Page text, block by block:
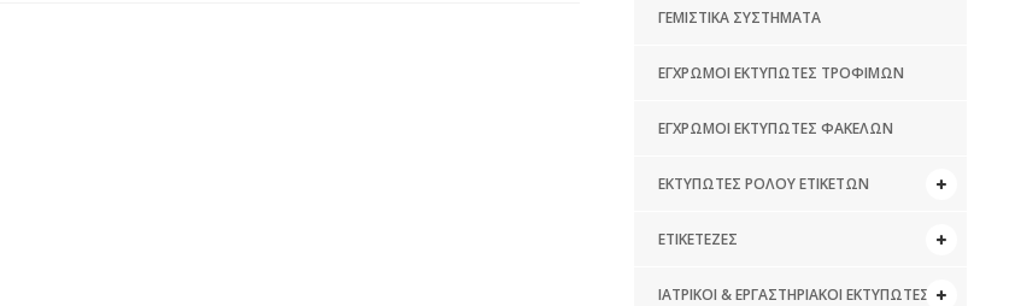
ΓΕΜΙΣΤΙΚΆ ΣΥΣΤΉΜΑΤΑ
ΈΓΧΡΩΜΟΙ ΕΚΤΥΠΩΤΈΣ ΤΡΟΦΊΜΩΝ
ΈΓΧΡΩΜΟΙ ΕΚΤΥΠΩΤΈΣ ΦΑΚΈΛΩΝ
ΕΚΤΥΠΩΤΈΣ ΡΟΛΟΎ ΕΤΙΚΕΤΏΝ
ΕΤΙΚΕΤΈΖΕΣ
ΙΑΤΡΙΚΟΊ & ΕΡΓΑΣΤΗΡΙΑΚΟΊ ΕΚΤΥΠΩΤΈΣ